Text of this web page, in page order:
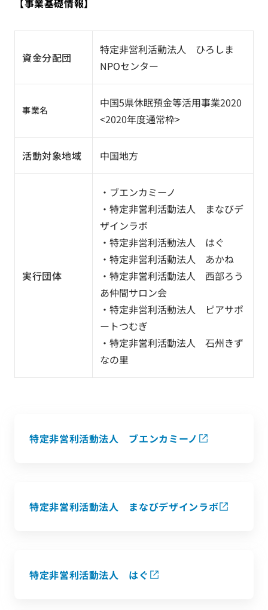
【事業基礎情報】
資金分配団
特定非営利活動法人 ひろしま
NPOセンター
事業名
中国5県休眠預金等活用事業2020
<2020年度通常枠>
活動対象地域 中国地方
実行団体
・ブエンカミーノ
・特定非営利活動法人 まなびデ
ザインラボ
・特定非営利活動法人 はぐ
・特定非営利活動法人 あかね
・特定非営利活動法人 西部ろう
あ仲間サロン会
・特定非営利活動法人 ピアサポ
ートつむぎ
・特定非営利活動法人 石州きず
なの里
特定非営利活動法人 ブエンカミーノ
特定非営利活動法人 まなびデザインラボ
特定非営利活動法人 はぐ